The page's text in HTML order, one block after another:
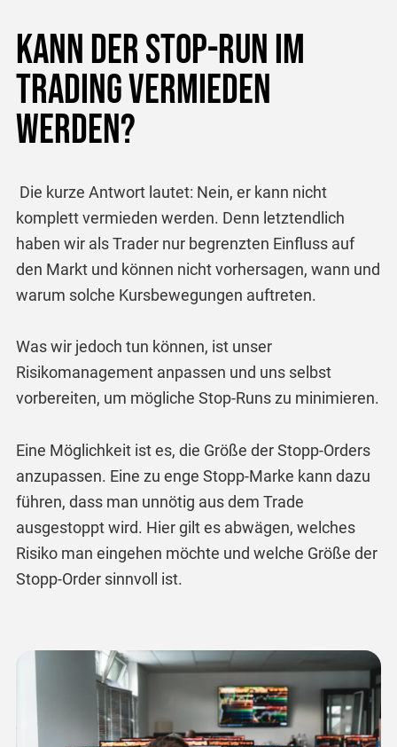
Kann der Stop-Run im
Trading vermieden
werden?
Die kurze Antwort lautet: Nein, er kann nicht
komplett vermieden werden. Denn letztendlich
haben wir als Trader nur begrenzten Einfluss auf
den Markt und können nicht vorhersagen, wann und
warum solche Kursbewegungen auftreten.
Was wir jedoch tun können, ist unser
Risikomanagement anpassen und uns selbst
vorbereiten, um mögliche Stop-Runs zu minimieren.
Eine Möglichkeit ist es, die Größe der Stopp-Orders
anzupassen. Eine zu enge Stopp-Marke kann dazu
führen, dass man unnötig aus dem Trade
ausgestoppt wird. Hier gilt es abwägen, welches
Risiko man eingehen möchte und welche Größe der
Stopp-Order sinnvoll ist.